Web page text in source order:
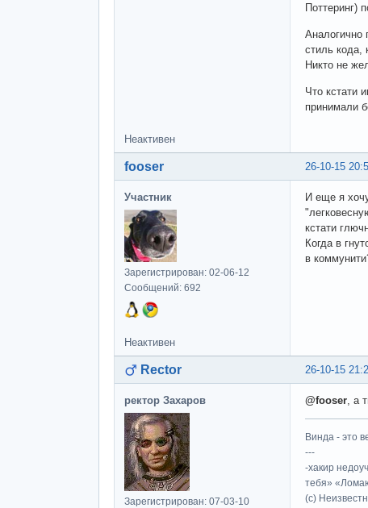
Поттеринг)
Аналогично
стиль кода,
Никто не
Что кстати
принимали
Неактивен
26-10-15
fooser
Участник
Зарегистрирован: 02-06-12
Сообщений: 692
И еще я
кстати
Когда в
в
Неактивен
26-10-15
Rector
ректор Захаров
Зарегистрирован: 07-03-10
@fooser , а
Винда - это
---
-хакир
тебя»
(c)